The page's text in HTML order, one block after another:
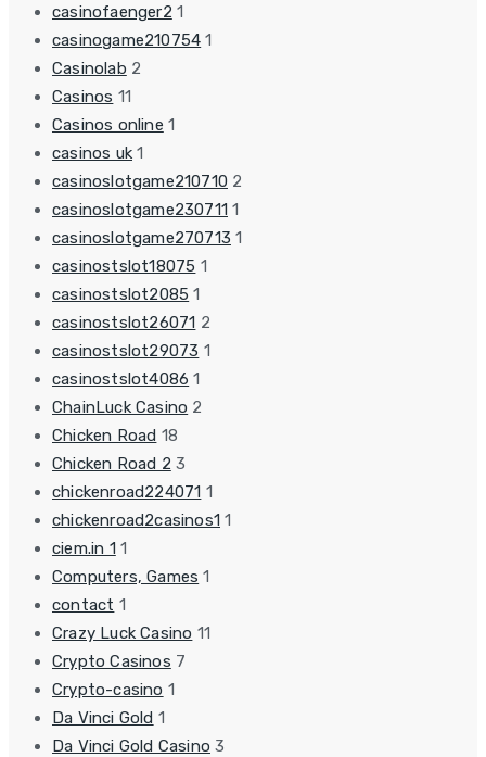
casinofaenger2 1
casinogame210754 1
Casinolab 2
Casinos 11
Casinos online 1
casinos uk 1
casinoslotgame210710 2
casinoslotgame230711 1
casinoslotgame270713 1
casinostslot18075 1
casinostslot2085 1
casinostslot26071 2
casinostslot29073 1
casinostslot4086 1
ChainLuck Casino 2
Chicken Road 18
Chicken Road 2 3
chickenroad224071 1
chickenroad2casinos1 1
ciem.in 1 1
Computers, Games 1
contact 1
Crazy Luck Casino 11
Crypto Casinos 7
Crypto-casino 1
Da Vinci Gold 1
Da Vinci Gold Casino 3